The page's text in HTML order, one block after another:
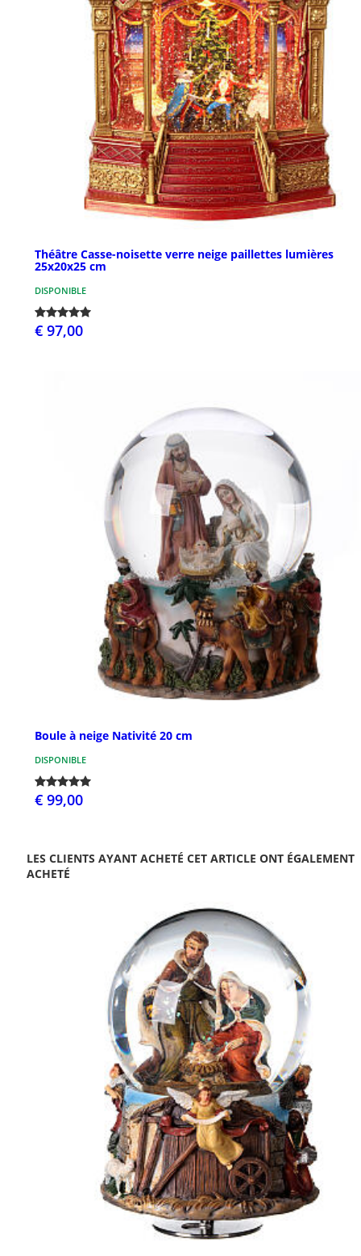
Théâtre Casse-noisette verre neige paillettes lumières
25x20x25 cm
DISPONIBLE
€ 97,00
Boule à neige Nativité 20 cm
DISPONIBLE
€ 99,00
LES CLIENTS AYANT ACHETÉ CET ARTICLE ONT ÉGALEMENT
ACHETÉ